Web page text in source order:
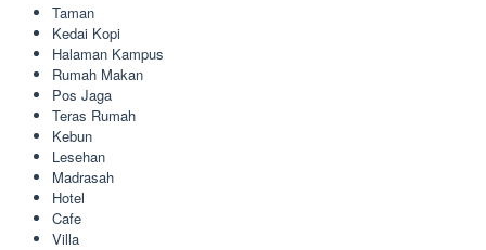
Taman
Kedai Kopi
Halaman Kampus
Rumah Makan
Pos Jaga
Teras Rumah
Kebun
Lesehan
Madrasah
Hotel
Cafe
Villa